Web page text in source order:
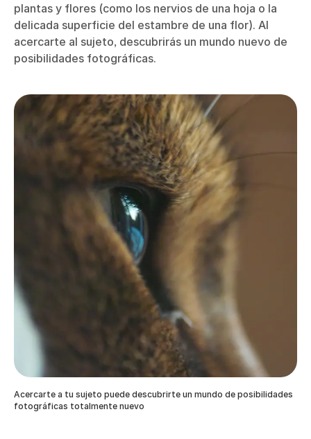
plantas y flores (como los nervios de una hoja o la
delicada superficie del estambre de una flor). Al
acercarte al sujeto, descubrirás un mundo nuevo de
posibilidades fotográficas.
Acercarte a tu sujeto puede descubrirte un mundo de posibilidades
fotográficas totalmente nuevo